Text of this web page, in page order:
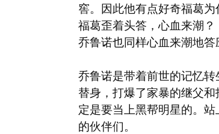
窖。因此他有点好奇福葛为
福葛歪着头答，心血来潮？
乔鲁诺也同样心血来潮地答
乔鲁诺是带着前世的记忆
替身，打爆了家暴的继父
定是要当上黑帮明星的。
的伙伴们。